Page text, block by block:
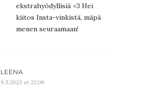
ekstrahyödyllisiä <3 Hei
kiitos Insta-vinkistä, mäpä
menen seuraamaan!
LEENA
9.5.2023 at 22:06